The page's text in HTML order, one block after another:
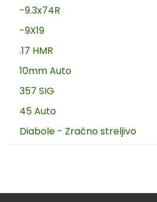
-9.3x74R
-9X19
.17 HMR
10mm Auto
357 SIG
45 Auto
Diabole - Zračno streljivo